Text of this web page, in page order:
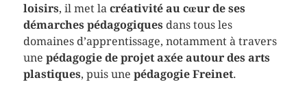
loisirs, il met la créativité au cœur de ses
démarches pédagogiques dans tous les
domaines d’apprentissage, notamment à travers
une pédagogie de projet axée autour des arts
plastiques, puis une pédagogie Freinet.